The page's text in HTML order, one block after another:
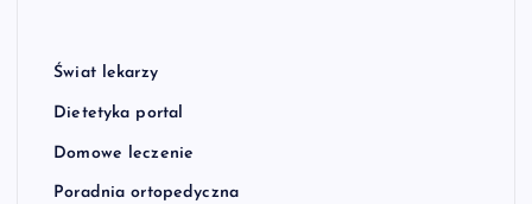
Świat lekarzy
Dietetyka portal
Domowe leczenie
Poradnia ortopedyczna